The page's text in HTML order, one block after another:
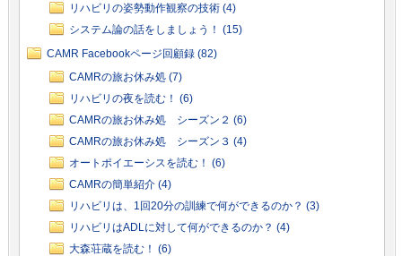
リハビリの姿勢動作観察の技術 (4)
システム論の話をしましょう！ (15)
CAMR Facebookページ回顧録 (82)
CAMRの旅お休み処 (7)
リハビリの夜を読む！ (6)
CAMRの旅お休み処 シーズン２ (6)
CAMRの旅お休み処 シーズン３ (4)
オートポイエーシスを読む！ (6)
CAMRの簡単紹介 (4)
リハビリは、1回20分の訓練で何ができるのか？ (3)
リハビリはADLに対して何ができるのか？ (4)
大森荘蔵を読む！ (6)